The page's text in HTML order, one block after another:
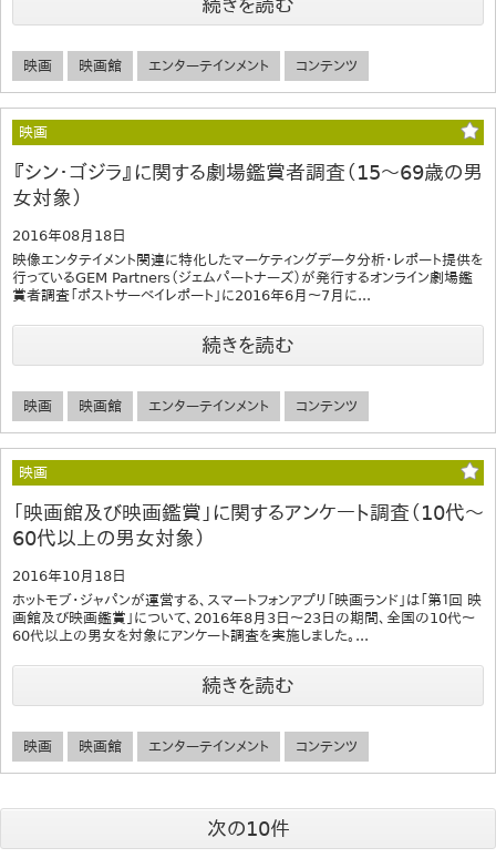
続きを読む
映画 映画館 エンターテインメント コンテンツ
映画
『シン・ゴジラ』に関する劇場鑑賞者調査（15～69歳の男
女対象）
2016年08月18日
映像エンタテイメント関連に特化したマーケティングデータ分析・レポート提供を
行っているGEM Partners（ジェムパートナーズ）が発行するオンライン劇場鑑
賞者調査「ポストサーベイレポート」に2016年6月～7月に...
続きを読む
映画 映画館 エンターテインメント コンテンツ
映画
「映画館及び映画鑑賞」に関するアンケート調査（10代〜
60代以上の男女対象）
2016年10月18日
ホットモブ・ジャパンが運営する、スマートフォンアプリ「映画ランド」は「第１回 映
画館及び映画鑑賞」について、2016年8月3日〜23日の期間、全国の10代〜
60代以上の男女を対象にアンケート調査を実施しました。...
続きを読む
映画 映画館 エンターテインメント コンテンツ
次の10件